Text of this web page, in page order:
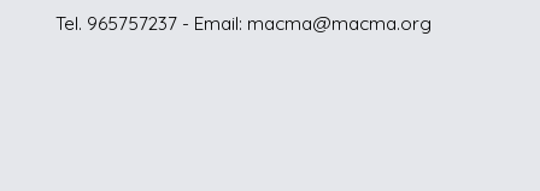
Tel. 965757237 - Email: macma@macma.org